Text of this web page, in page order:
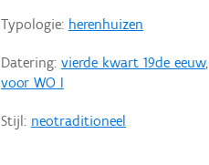
Typologie: herenhuizen
Datering: vierde kwart 19de eeuw,
voor WO I
Stijl: neotraditioneel